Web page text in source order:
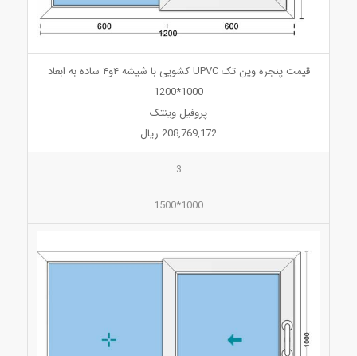
قیمت پنجره وین تک UPVC کشویی با شیشه ۴و۴ ساده به ابعاد
1000*1200
پروفیل وینتک
208,769,172 ریال
3
1000*1500